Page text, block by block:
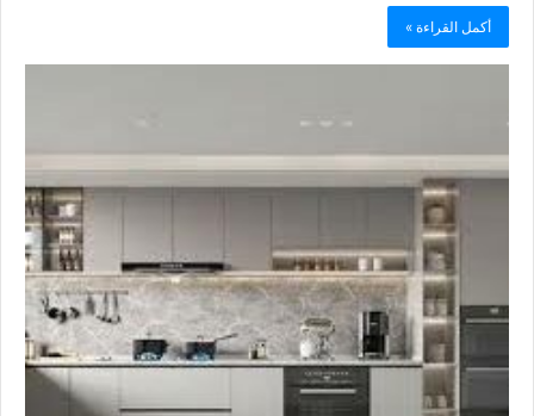
أكمل القراءة »